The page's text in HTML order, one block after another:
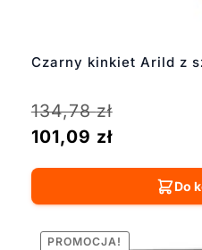
Czarny kinkiet Arild z
134,78zł
101,09 zł
Do
PROMOCJA!